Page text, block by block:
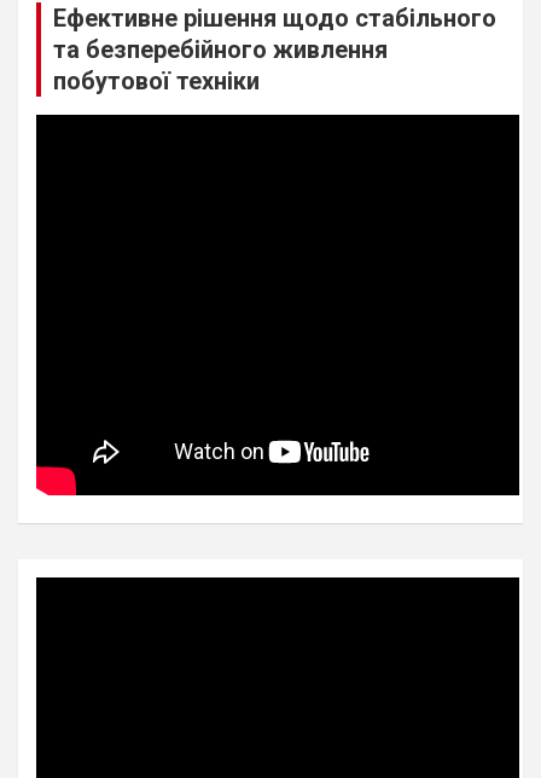
Ефективне рішення щодо стабільного
та безперебійного живлення
побутової техніки